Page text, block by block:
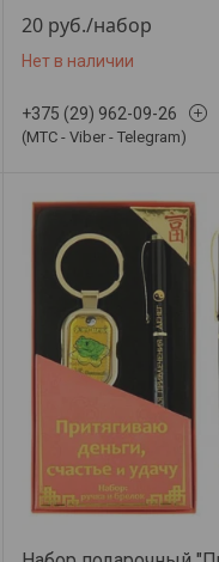
20 руб./набор
Нет в наличии
+375 (29) 962-09-26
(МТС - Viber - Telegram)